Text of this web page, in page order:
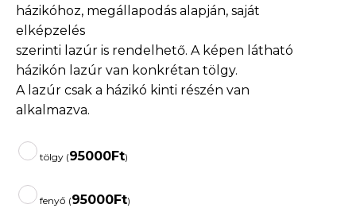
házikóhoz, megállapodás alapján, saját
elképzelés
szerinti lazúr is rendelhető. A képen látható
házikón lazúr van konkrétan tölgy.
A lazúr csak a házikó kinti részén van
alkalmazva.
tölgy (95000Ft)
fenyő (95000Ft)